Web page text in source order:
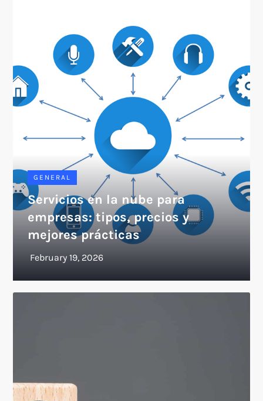
GENERAL
Servicios en la nube para
empresas: tipos, precios y
mejores prácticas